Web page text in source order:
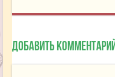
Добавить